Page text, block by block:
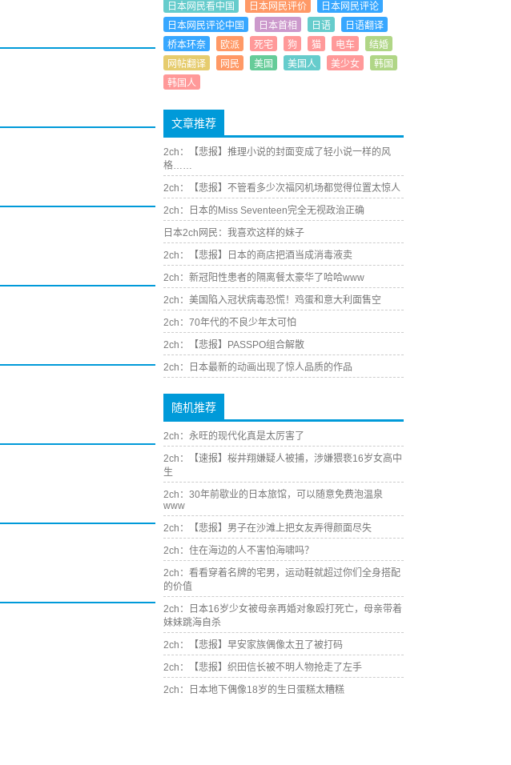
日本网民看中国
日本网民评价
日本网民评论
日本网民评论中国
日本首相 日语
日语翻译
桥本环奈
欧派 死宅 狗 猫 电车
结婚
网帖翻译
网民 美国 美国人 美少女
韩国
韩国人
文章推荐
2ch：【悲报】推理小说的封面变成了轻小说一样的风
格……
2ch：【悲报】不管看多少次福冈机场都觉得位置太惊人
2ch：日本的Miss Seventeen完全无视政治正确
日本2ch网民：我喜欢这样的妹子
2ch：【悲报】日本的商店把酒当成消毒液卖
2ch：新冠阳性患者的隔离餐太豪华了哈哈www
2ch：美国陷入冠状病毒恐慌！鸡蛋和意大利面售空
2ch：70年代的不良少年太可怕
2ch：【悲报】PASSPO组合解散
2ch：日本最新的动画出现了惊人品质的作品
随机推荐
2ch：永旺的现代化真是太厉害了
2ch：【速报】桜井翔嫌疑人被捕，涉嫌猥亵16岁女高中
生
2ch：30年前歇业的日本旅馆，可以随意免费泡温泉
www
2ch：【悲报】男子在沙滩上把女友弄得颜面尽失
2ch：住在海边的人不害怕海啸吗？
2ch：看看穿着名牌的宅男，运动鞋就超过你们全身搭配
的价值
2ch：日本16岁少女被母亲再婚对象殴打死亡，母亲带着
妹妹跳海自杀
2ch：【悲报】早安家族偶像太丑了被打码
2ch：【悲报】织田信长被不明人物抢走了左手
2ch：日本地下偶像18岁的生日蛋糕太糟糕